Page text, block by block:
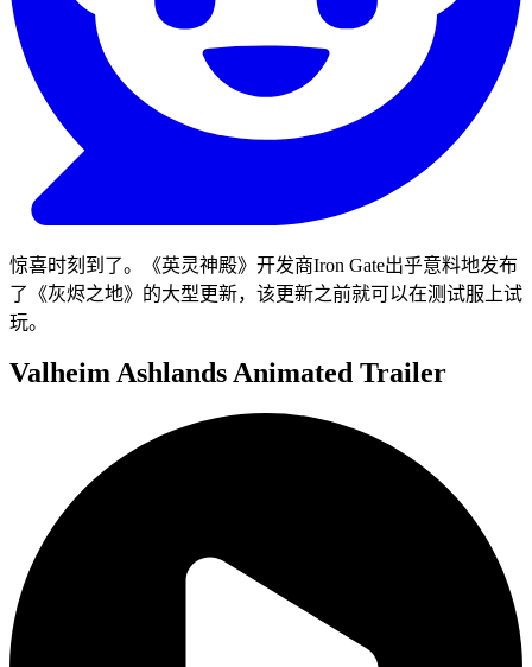
惊喜时刻到了。《英灵神殿》开发商Iron Gate出乎意料地发布
了《灰烬之地》的大型更新，该更新之前就可以在测试服上试
玩。
Valheim Ashlands Animated Trailer